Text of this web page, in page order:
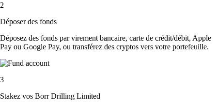
2
Déposer des fonds
Déposez des fonds par virement bancaire, carte de crédit/débit, Apple
Pay ou Google Pay, ou transférez des cryptos vers votre portefeuille.
3
Stakez vos Borr Drilling Limited